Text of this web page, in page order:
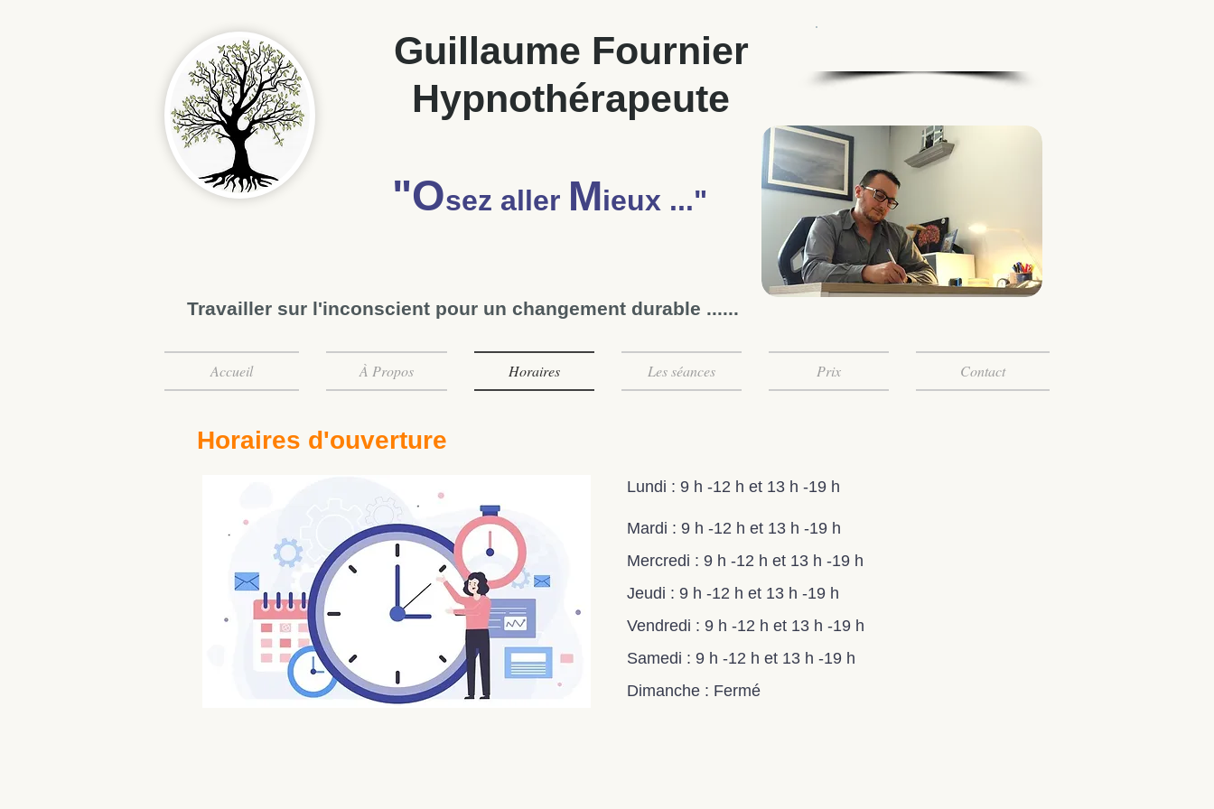
Guillaume Fournier
Hypnothérapeute
"Osez aller Mieux ..."
Travailler sur l'inconscient pour un changement durable ......
Accueil À Propos Horaires Les séances Prix Contact
Horaires d'ouverture
Lundi : 9 h -12 h et 13 h -19 h
Mardi : 9 h -12 h et 13 h -19 h
Mercredi : 9 h -12 h et 13 h -19 h
Jeudi : 9 h -12 h et 13 h -19 h
Vendredi : 9 h -12 h et 13 h -19 h
Samedi : 9 h -12 h et 13 h -19 h
Dimanche : Fermé